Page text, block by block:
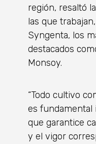
región, resaltó
las que
Syngenta, los
destacados
Monsoy.
“Todo cultivo
es fundamental
que garantice
y el vigor